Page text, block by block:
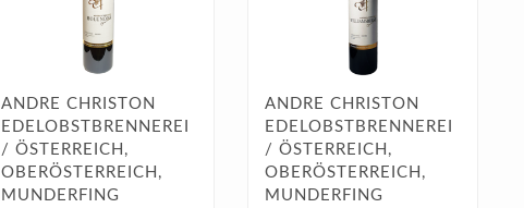
ANDRE CHRISTON
EDELOBSTBRENNEREI
/ ÖSTERREICH,
OBERÖSTERREICH,
MUNDERFING
ANDRE CHRISTON
EDELOBSTBRENNEREI
/ ÖSTERREICH,
OBERÖSTERREICH,
MUNDERFING